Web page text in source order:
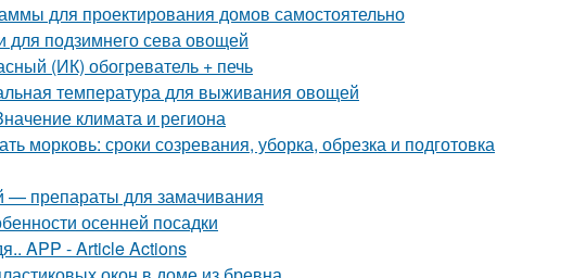
для проектирования домов самостоятельно
для подзимнего сева овощей
(ИК) обогреватель + печь
температура для выживания овощей
климата и региона
морковь: сроки созревания, уборка, обрезка и подготовка
— препараты для замачивания
осенней посадки
APP - Article Actions